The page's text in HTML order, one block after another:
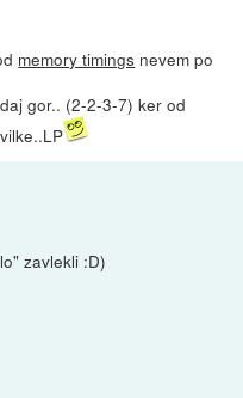
memory timings nevem po
gor.. (2-2-3-7) ker od
zavlekli :D)